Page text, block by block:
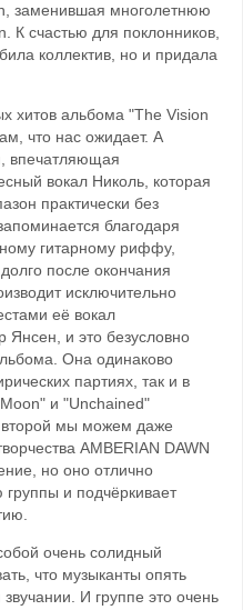
заменившая многолетнюю
К счастью для поклонников,
коллектив, но и придала
хитов альбома "The Vision
что нас ожидает. А
впечатляющая
вокал Николь, которая
практически без
благодаря
гитарному риффу,
после окончания
исключительно
её вокал
Янсен, и это безусловно
Она одинаково
партиях, так и в
и "Unchained"
мы можем даже
AMBERIAN DAWN
но оно отлично
и подчёркивает
очень солидный
что музыканты опять
И группе это очень